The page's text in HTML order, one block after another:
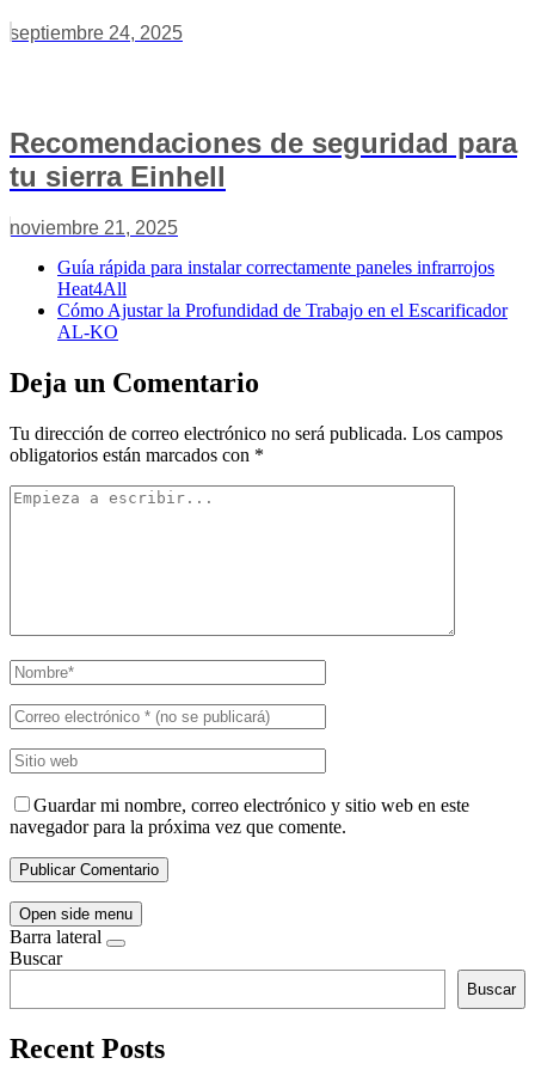
septiembre 24, 2025
Recomendaciones de seguridad para
tu sierra Einhell
noviembre 21, 2025
Guía rápida para instalar correctamente paneles infrarrojos
Heat4All
Cómo Ajustar la Profundidad de Trabajo en el Escarificador
AL-KO
Deja un Comentario
Tu dirección de correo electrónico no será publicada. Los campos
obligatorios están marcados con *
Guardar mi nombre, correo electrónico y sitio web en este
navegador para la próxima vez que comente.
Open side menu
Barra lateral
Buscar
Buscar
Recent Posts